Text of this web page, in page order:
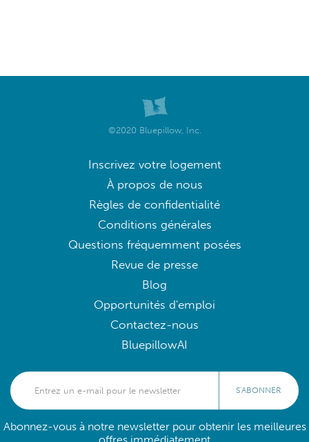
©2020 Bluepillow, Inc.
Inscrivez votre logement
À propos de nous
Règles de confidentialité
Conditions générales
Questions fréquemment posées
Revue de presse
Blog
Opportunités d'emploi
Contactez-nous
BluepillowAI
S'ABONNER
Abonnez-vous à notre newsletter pour obtenir les meilleures
offres immédiatement